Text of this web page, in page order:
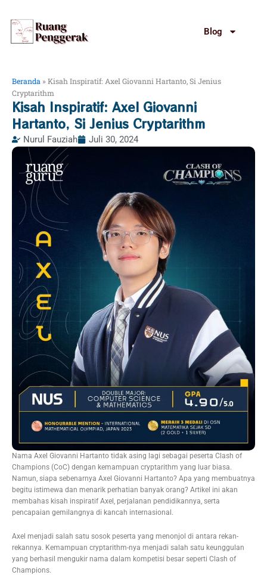
konten
Blog
Beranda »Kisah Inspiratif: Axel Giovanni Hartanto, Si Jenius
Cryptarithm
Kisah Inspiratif: Axel Giovanni
Hartanto, Si Jenius Cryptarithm
Nurul Fauziah Juli 30, 2024
Nama Axel Giovanni Hartanto tidak asing lagi sebagai peserta Clash of
Champions (CoC) dengan kemampuan cryptarithm yang luar biasa.
Namun, siapa sebenarnya Axel Giovanni Hartanto? Apa yang membuatnya
begitu istimewa dan menarik perhatian banyak orang? Artikel ini akan
membahas kisah inspiratif Axel, perjalanan pendidikannya, serta
pencapaian gemilangnya di kancah internasional.
Axel menjadi salah satu sosok peserta yang menonjol di antara rekan-
rekannya. Kemampuan cryptarithm-nya menjadi salah satu keunggulan
yang berhasil mengukir nama dalam kompetisi besar seperti Clash of
Champions.